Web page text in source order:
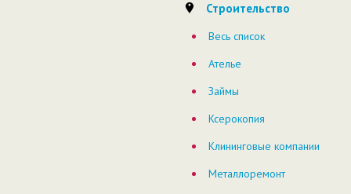
Строительство
Весь список
Ателье
Займы
Ксерокопия
Клининговые компании
Металлоремонт